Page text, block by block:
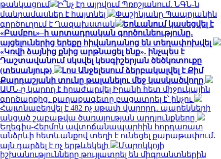
թանկացում
Ի՞նչ էր այրվում Պռոշյանում. ՆԳՆ-ն
մանրամասներ է հայտնել
Փաշինյանը Պապոյանին
գործուղում է Ղազախստան
Երևանում կասեցվել է
«Բամբու»–ի արտադրական գործունեությունը․
այցելուներից երեքը հիվանդանոց են տեղափոխվել
«Կռվի ձայնից քնից արթնացել ենք». ինչպես է
Դաշտավանում սկսվել կեսգիշերյան ծեծկռտուքը
(տեսանյութ)
Լոս Անջելեսում ձերբակալվել է Քիմ
Քարդաշյանի տունը թալանելու մեջ կասկածվողը
ԱՄՆ-ը կարող է հրաժարվել Իրանի հետ միջուկային
գործարքից․ քաղաքագետը բացատրել է՝ ինչու
Հայտնաբերվել է 482 ոչ սթափ վարորդ․ պարեկների
անցած շաբաթվա ծառայության արդյունքները
Եղեգիս-Հերմոն ավտոճանապարհին հորդառատ
անձրևի հետևանքով տեղի է ունեցել քարաթափում․
այն դարձել է ոչ երթևեկելի
Մարոկկոյի
իշխանությունները թույլատրել են միգրանտներին